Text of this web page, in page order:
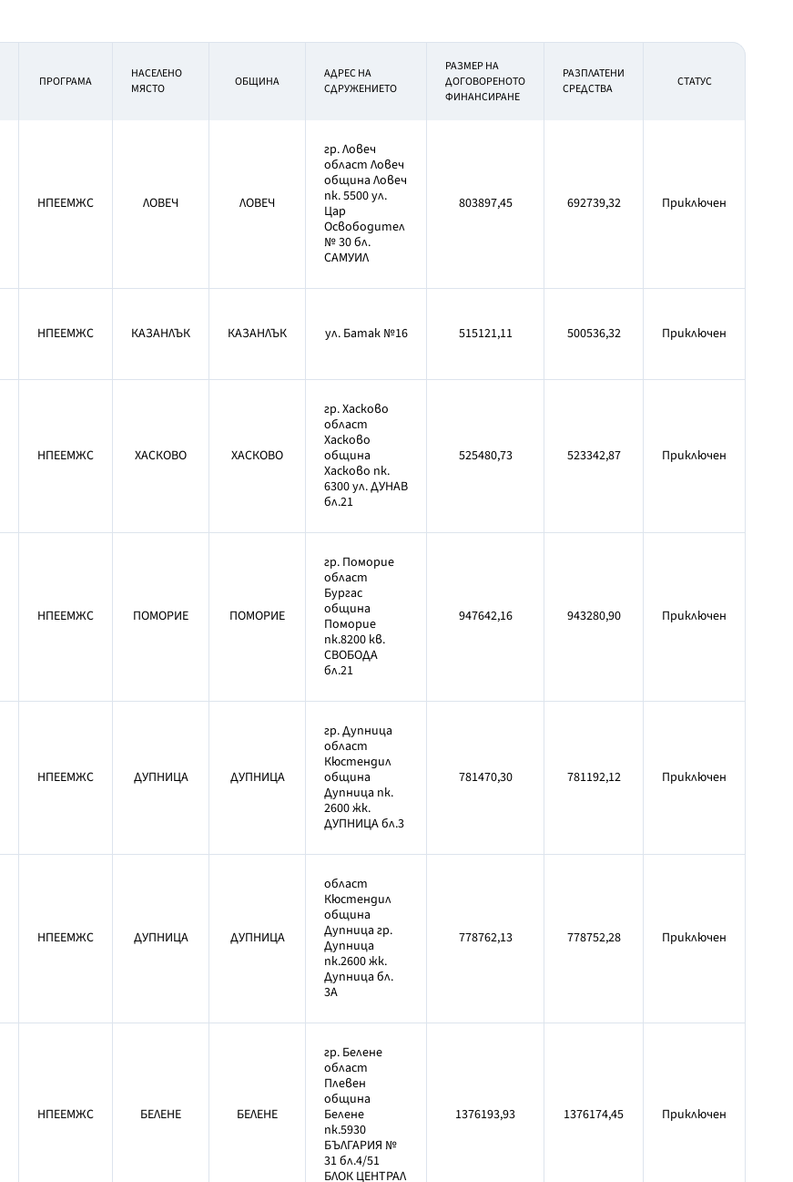
ПРОГРАМА
НАСЕЛЕНО
МЯСТО
ОБЩИНА
АДРЕС НА
СДРУЖЕНИЕТО
РАЗМЕР НА
ДОГОВОРЕНОТО
ФИНАНСИРАНЕ
РАЗПЛАТЕНИ
СРЕДСТВА
СТАТУС
НПЕЕМЖС ЛОВЕЧ ЛОВЕЧ
гр. Ловеч
област Ловеч
община Ловеч
пк. 5500 ул.
Цар
Освободител
№ 30 бл.
САМУИЛ
803897,45 692739,32 Приключен
НПЕЕМЖС КАЗАНЛЪК КАЗАНЛЪК ул. Батак №16 515121,11 500536,32 Приключен
НПЕЕМЖС ХАСКОВО ХАСКОВО
гр. Хасково
област
Хасково
община
Хасково пк.
6300 ул. ДУНАВ
бл.21
525480,73 523342,87 Приключен
НПЕЕМЖС ПОМОРИЕ ПОМОРИЕ
гр. Поморие
област
Бургас
община
Поморие
пк.8200 кв.
СВОБОДА
бл.21
947642,16 943280,90 Приключен
НПЕЕМЖС ДУПНИЦА ДУПНИЦА
гр. Дупница
област
Кюстендил
община
Дупница пк.
2600 жк.
ДУПНИЦА бл.3
781470,30 781192,12 Приключен
НПЕЕМЖС ДУПНИЦА ДУПНИЦА
област
Кюстендил
община
Дупница гр.
Дупница
пк.2600 жк.
Дупница бл.
3А
778762,13 778752,28 Приключен
НПЕЕМЖС БЕЛЕНЕ БЕЛЕНЕ
гр. Белене
област
Плевен
община
Белене
пк.5930
БЪЛГАРИЯ №
31 бл.4/51
БЛОК ЦЕНТРАЛ
1376193,93 1376174,45 Приключен